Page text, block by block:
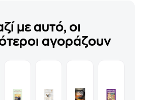
με αυτό, οι
αγοράζουν